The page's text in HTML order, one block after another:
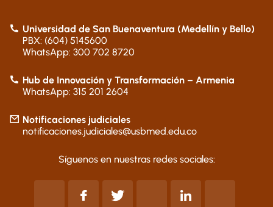
Universidad de San Buenaventura (Medellín y Bello)
PBX: (604) 5145600
WhatsApp: 300 702 8720
Hub de Innovación y Transformación – Armenia
WhatsApp: 315 201 2604
Notificaciones judiciales
notificaciones.judiciales@usbmed.edu.co
Síguenos en nuestras redes sociales: